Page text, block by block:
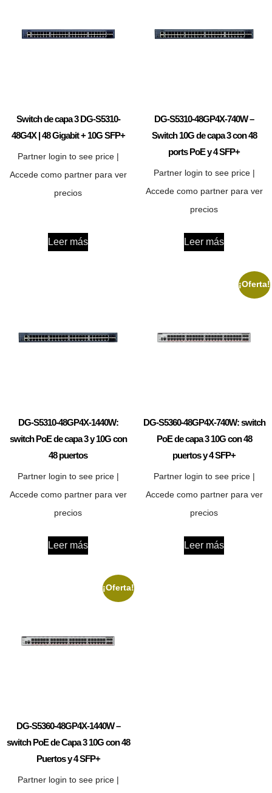
Switch de capa 3 DG-S5310-
48G4X | 48 Gigabit + 10G SFP+
Partner login to see price |
Accede como partner para ver
precios
Leer más
DG-S5310-48GP4X-740W –
Switch 10G de capa 3 con 48
ports PoE y 4 SFP+
Partner login to see price |
Accede como partner para ver
precios
Leer más
DG-S5310-48GP4X-1440W:
switch PoE de capa 3 y 10G con
48 puertos
Partner login to see price |
Accede como partner para ver
precios
Leer más
¡Oferta!
DG-S5360-48GP4X-740W: switch
PoE de capa 3 10G con 48
puertos y 4 SFP+
Partner login to see price |
Accede como partner para ver
precios
Leer más
¡Oferta!
DG-S5360-48GP4X-1440W –
switch PoE de Capa 3 10G con 48
Puertos y 4 SFP+
Partner login to see price |